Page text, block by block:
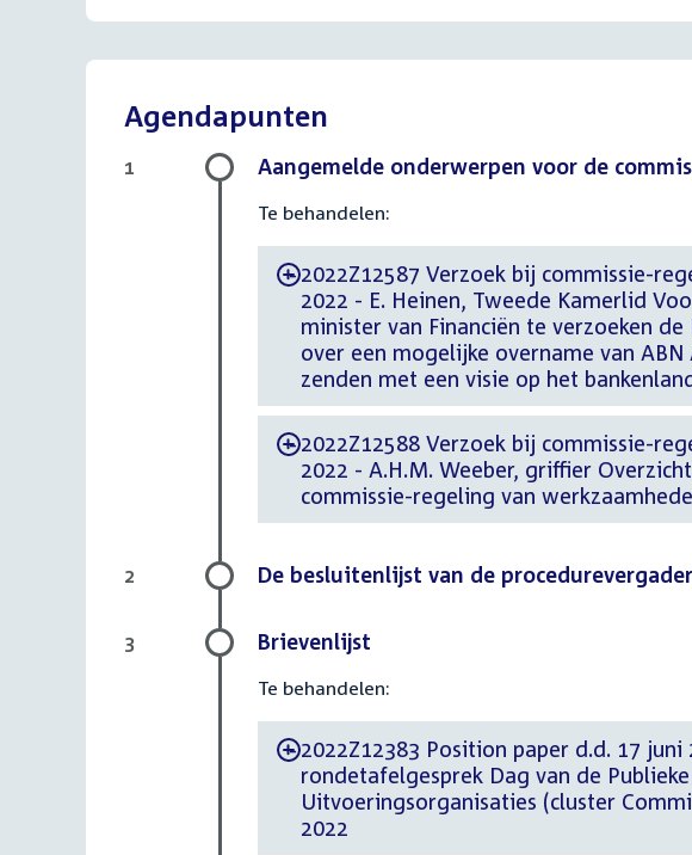
Agendapunten
Aangemelde onderwerpen voor de
Te behandelen:
-2022Z12587 Verzoek bij commissie-
2022 - E. Heinen, Tweede Kamerlid
minister van Financiën te verzoeken
over een mogelijke overname van
zenden met een visie op het
-2022Z12588 Verzoek bij commissie-
2022 - A.H.M. Weeber, griffier
commissie-regeling van
1
De besluitenlijst van de
2
Brievenlijst
Te behandelen:
-2022Z12383 Position paper d.d. 17 juni 2022 - , Position paper
rondetafelgesprek Dag van de
Uitvoeringsorganisaties (cluster
2022
3